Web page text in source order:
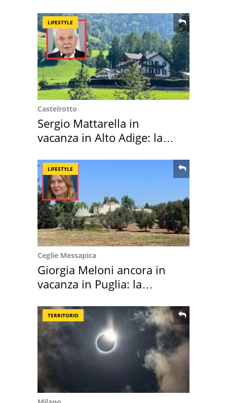
LIFESTYLE
Castelrotto
Sergio Mattarella in
vacanza in Alto Adige: la
LIFESTYLE
Ceglie Messapica
Giorgia Meloni ancora in
vacanza in Puglia: la
TERRITORIO